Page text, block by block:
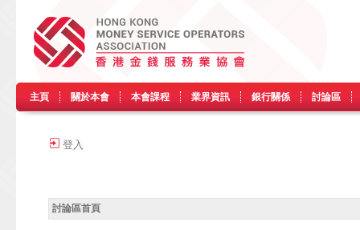
主頁 關於本會 本會課程 業界資訊 銀行關係 討論區
登入
討論區首頁